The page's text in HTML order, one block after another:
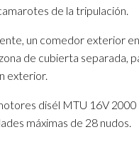
de la tripulación.
un comedor exterior
de cubierta separada,
exterior.
disél MTU 16V
máximas de 28 nudos.